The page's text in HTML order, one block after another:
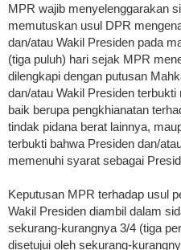
MPR wajib menyelenggarakan
memutuskan usul DPR
dan/atau Wakil Presiden pada
(tiga puluh) hari sejak MPR
dilengkapi dengan putusan
dan/atau Wakil Presiden
baik berupa pengkhianatan
tindak pidana berat lainnya,
terbukti bahwa Presiden dan/
memenuhi syarat sebagai
Keputusan MPR terhadap usul
Wakil Presiden diambil dalam
sekurang-kurangnya 3/4 (tiga
disetujui oleh sekurang-